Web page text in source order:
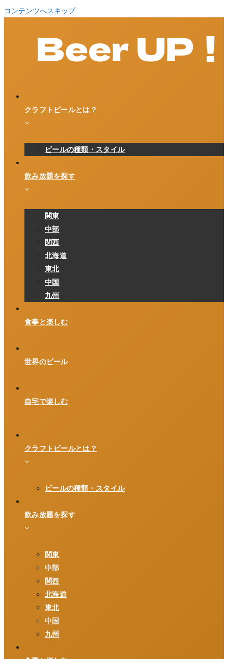
コンテンツへスキップ
クラフトビールとは？
ビールの種類・スタイル
飲み放題を探す
関東
中部
関西
北海道
東北
中国
九州
食事と楽しむ
世界のビール
自宅で楽しむ
クラフトビールとは？
ビールの種類・スタイル
飲み放題を探す
関東
中部
関西
北海道
東北
中国
九州